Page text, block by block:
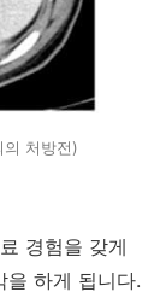
처방전)
경험을 갖게
을 하게 됩니다.